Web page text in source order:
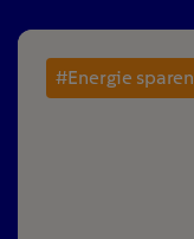
#Energie sparen